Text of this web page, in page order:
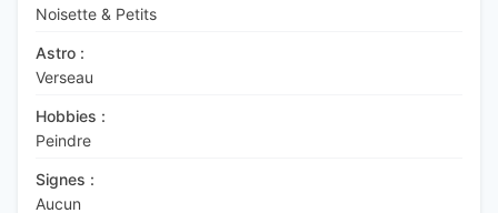
Noisette & Petits
Astro :
Verseau
Hobbies :
Peindre
Signes :
Aucun